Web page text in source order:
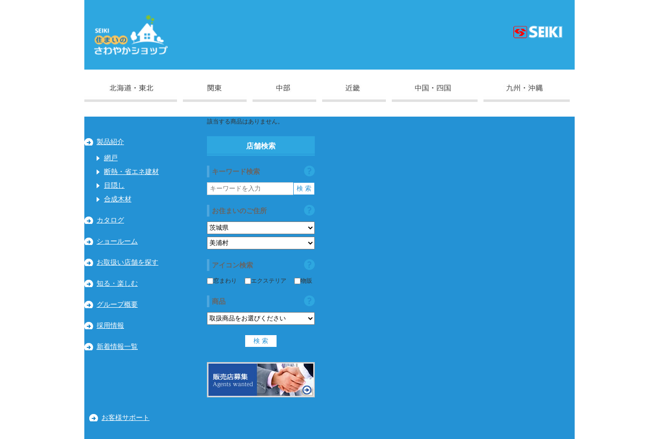
該当する商品はありません。
店舗検索
キーワード検索
お住まいのご住所
アイコン検索
窓まわり エクステリア 物販
商品
製品紹介
網戸
断熱・省エネ建材
目隠し
合成木材
カタログ
ショールーム
お取扱い店舗を探す
知る・楽しむ
グループ概要
採用情報
新着情報一覧
お客様サポート